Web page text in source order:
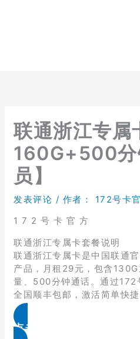
联通浙江专属
160G+500
员】
发表评论 / 作者： 172号卡
1 7 2 号 卡 官 方
联通浙江专属卡套餐说明
联通浙江专属卡是中国联通
产品，月租29元，包含
量、500分钟通话。通过172
全国顺丰包邮，激活简单快捷
点击免费领取